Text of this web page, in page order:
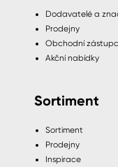
Dodavatelé a
Prodejny
Obchodní
Akční nabídky
Sortiment
Sortiment
Prodejny
Inspirace